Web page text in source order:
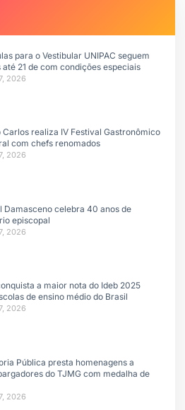
para o Vestibular UNIPAC seguem
até 21 de com condições especiais
2026
Carlos realiza IV Festival Gastronômico
com chefs renomados
2026
Damasceno celebra 40 anos de
episcopal
2026
a maior nota do Ideb 2025
de ensino médio do Brasil
2026
Pública presta homenagens a
do TJMG com medalha de
2026